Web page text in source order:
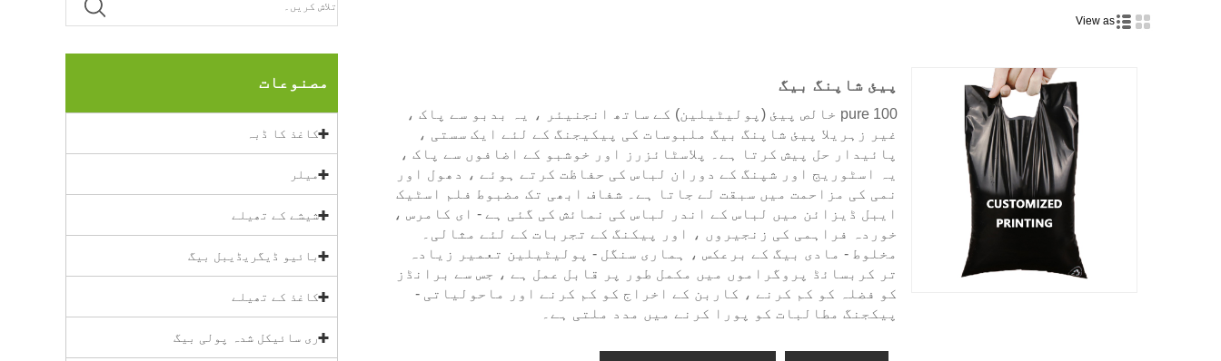
مصنوعات
کاغذ کا ڈبہ
میلر
شیشے کے تھیلے
بائیو ڈیگریڈیبل بیگ
کاغذ کے تھیلے
ری سائیکل شدہ پولی بیگ
View as
پیئ شاپنگ بیگ
100 pure خالص پیئ (پولیٹیلین) کے ساتھ انجنیئر ، یہ بدبو سے پاک ،
غیر زہریلا پیئ شاپنگ بیگ ملبوسات کی پیکیجنگ کے لئے ایک سستی ،
پائیدار حل پیش کرتا ہے۔ پلاسٹائزرز اور خوشبو کے اضافوں سے پاک ،
یہ اسٹوریج اور شپنگ کے دوران لباس کی حفاظت کرتے ہوئے ، دھول اور
نمی کی مزاحمت میں سبقت لے جاتا ہے۔ شفاف ابھی تک مضبوط فلم اسٹیک
ایبل ڈیزائن میں لباس کے اندر لباس کی نمائش کی گئی ہے - ای کامرس ،
خوردہ فراہمی کی زنجیروں ، اور پیکنگ کے تجربات کے لئے مثالی۔
مخلوط - مادی بیگ کے برعکس ، ہماری سنگل - پولیٹیلین تعمیر زیادہ
تر کربسائڈ پروگراموں میں مکمل طور پر قابل عمل ہے ، جس سے برانڈز
کو فضلہ کو کم کرنے ، کاربن کے اخراج کو کم کرنے اور ماحولیاتی -
پیکجنگ مطالبات کو پورا کرنے میں مدد ملتی ہے۔